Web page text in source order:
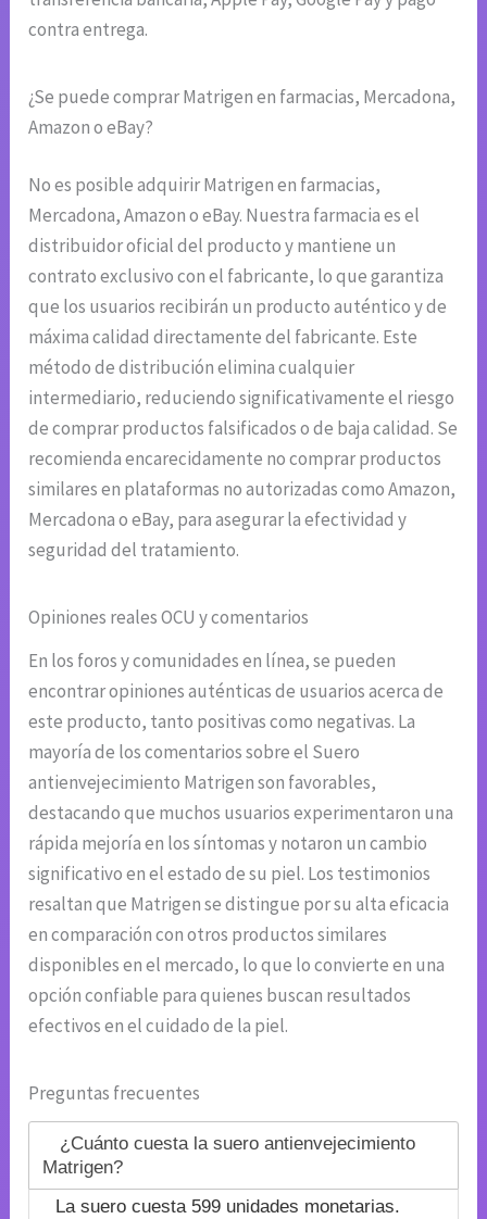
contra entrega.
¿Se puede comprar Matrigen en farmacias, Mercadona,
Amazon o eBay?
No es posible adquirir Matrigen en farmacias,
Mercadona, Amazon o eBay. Nuestra farmacia es el
distribuidor oficial del producto y mantiene un
contrato exclusivo con el fabricante, lo que garantiza
que los usuarios recibirán un producto auténtico y de
máxima calidad directamente del fabricante. Este
método de distribución elimina cualquier
intermediario, reduciendo significativamente el riesgo
de comprar productos falsificados o de baja calidad. Se
recomienda encarecidamente no comprar productos
similares en plataformas no autorizadas como Amazon,
Mercadona o eBay, para asegurar la efectividad y
seguridad del tratamiento.
Opiniones reales OCU y comentarios
En los foros y comunidades en línea, se pueden
encontrar opiniones auténticas de usuarios acerca de
este producto, tanto positivas como negativas. La
mayoría de los comentarios sobre el Suero
antienvejecimiento Matrigen son favorables,
destacando que muchos usuarios experimentaron una
rápida mejoría en los síntomas y notaron un cambio
significativo en el estado de su piel. Los testimonios
resaltan que Matrigen se distingue por su alta eficacia
en comparación con otros productos similares
disponibles en el mercado, lo que lo convierte en una
opción confiable para quienes buscan resultados
efectivos en el cuidado de la piel.
Preguntas frecuentes
¿Cuánto cuesta la suero antienvejecimiento
Matrigen?
La suero cuesta 599 unidades monetarias.